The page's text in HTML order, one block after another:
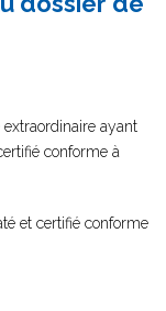
ayant
conforme à
et certifié conforme